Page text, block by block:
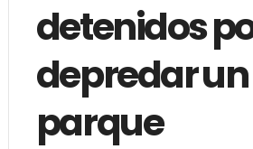
detenidos
depredar un
parque